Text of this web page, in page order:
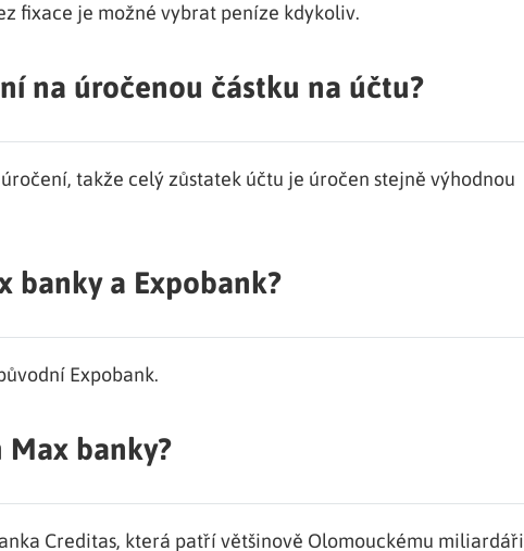
fixace je možné vybrat peníze kdykoliv.
na úročenou částku na účtu?
takže celý zůstatek účtu je úročen stejně výhodnou
banky a Expobank?
Expobank.
banky?
Creditas, která patří většinově Olomouckému miliardáři